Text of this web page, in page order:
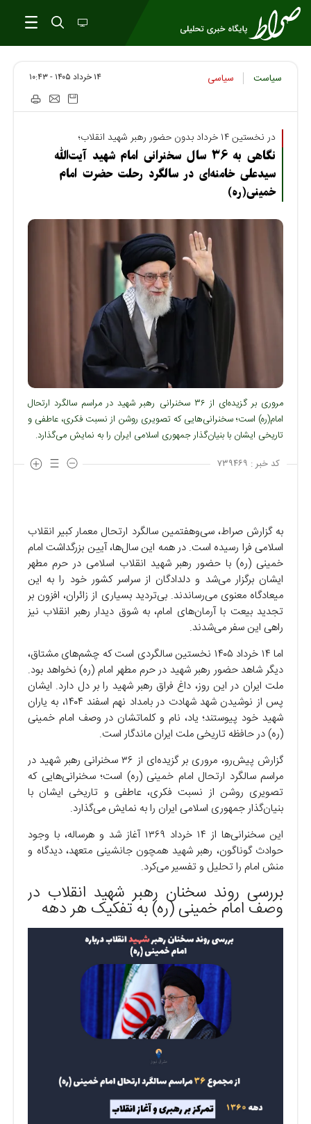
سیاست سیاسی ۱۴ خرداد ۱۴۰۵ - ۱۰:۴۳
در نخستین ۱۴ خرداد بدون حضور رهبر شهید انقلاب؛
نگاهی به ۳۶ سال سخنرانی امام شهید آیت‌الله
سیدعلی خامنه‌ای در سالگرد رحلت حضرت امام
خمینی(ره)
مروری بر گزیده‌ای از ۳۶ سخنرانی رهبر شهید در مراسم سالگرد ارتحال
امام(ره) است؛ سخنرانی‌هایی که تصویری روشن از نسبت فکری، عاطفی و
تاریخی ایشان با بنیان‌گذار جمهوری اسلامی ایران را به نمایش می‌گذارد.
کد خبر : ۷۳۹۴۶۹
به گزارش صراط، سی‌وهفتمین سالگرد ارتحال معمار کبیر انقلاب
اسلامی فرا رسیده است. در همه این سال‌ها، آیین بزرگداشت امام
خمینی (ره) با حضور رهبر شهید انقلاب اسلامی در حرم مطهر
ایشان برگزار می‌شد و دلدادگان از سراسر کشور خود را به این
میعادگاه معنوی می‌رساندند. بی‌تردید بسیاری از زائران، افزون بر
تجدید بیعت با آرمان‌های امام، به شوق دیدار رهبر انقلاب نیز
راهی این سفر می‌شدند.
اما ۱۴ خرداد ۱۴۰۵ نخستین سالگردی است که چشم‌های مشتاق،
دیگر شاهد حضور رهبر شهید در حرم مطهر امام (ره) نخواهد بود.
ملت ایران در این روز، داغ فراق رهبر شهید را بر دل دارد. ایشان
پس از نوشیدن شهد شهادت در بامداد نهم اسفند ۱۴۰۴، به یاران
شهید خود پیوستند؛ یاد، نام و کلماتشان در وصف امام خمینی
(ره) در حافظه تاریخی ملت ایران ماندگار است.
گزارش پیش‌رو، مروری بر گزیده‌ای از ۳۶ سخنرانی رهبر شهید در
مراسم سالگرد ارتحال امام خمینی (ره) است؛ سخنرانی‌هایی که
تصویری روشن از نسبت فکری، عاطفی و تاریخی ایشان با
بنیان‌گذار جمهوری اسلامی ایران را به نمایش می‌گذارد.
این سخنرانی‌ها از ۱۴ خرداد ۱۳۶۹ آغاز شد و هرساله، با وجود
حوادث گوناگون، رهبر شهید همچون جانشینی متعهد، دیدگاه و
منش امام را تحلیل و تفسیر می‌کرد.
بررسی روند سخنان رهبر شهید انقلاب در
وصف امام خمینی (ره) به تفکیک هر دهه